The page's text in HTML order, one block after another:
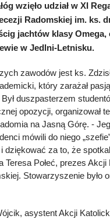
wzięło udział w XI
Radomskiej im. ks.
jachtów klasy Omega,
w Jedlni-Letnisku.
zawodów jest ks.
który zarażał
duszpasterzem
opozycji, organizował
na Jasną Górę. -
mówili do niego
dziękować za to, że
Teresa Połeć, prezes Akcji
Stowarzyszenie było
asystent Akcji